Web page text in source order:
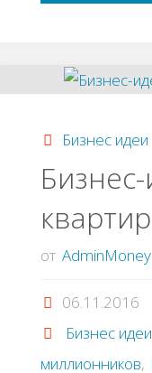
Бизнес идеи
от AdminMoney
06.11.2016
Бизнес
миллионников,